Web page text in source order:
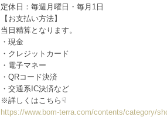
定休日：毎週月曜日・毎月1日
【お支払い方法】
当日精算となります。
・現金
・クレジットカード
・電子マネー
・QRコード決済
・交通系IC決済など
※詳しくはこちら☟
https://www.bom-terra.com/contents/category/